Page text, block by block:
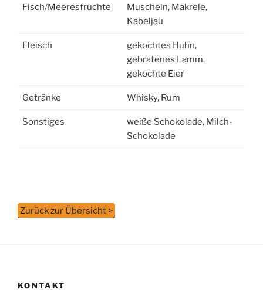
Fisch/Meeresfrüchte
Muscheln, Makrele,
Kabeljau
Fleisch
gekochtes Huhn,
gebratenes Lamm,
gekochte Eier
Getränke Whisky, Rum
Sonstiges
weiße Schokolade, Milch-
Schokolade
Zurück zur Übersicht >
KONTAKT